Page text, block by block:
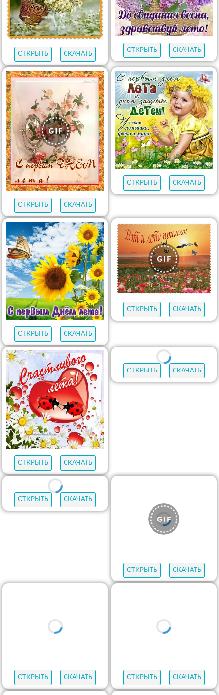
ОТКРЫТЬ СКАЧАТЬ
ОТКРЫТЬ СКАЧАТЬ
ОТКРЫТЬ СКАЧАТЬ
ОТКРЫТЬ СКАЧАТЬ
ОТКРЫТЬ СКАЧАТЬ
ОТКРЫТЬ СКАЧАТЬ
ОТКРЫТЬ СКАЧАТЬ
ОТКРЫТЬ
СКАЧАТЬ